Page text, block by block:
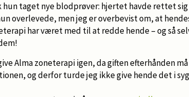
hun taget nye blodprøver: hjertet havde rettet sig
overlevede, men jeg er overbevist om, at
har været med til at redde hende – og så
Alma zoneterapi igen, da giften efterhånden
og derfor turde jeg ikke give hende det i